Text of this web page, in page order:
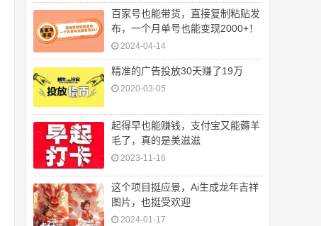
百家号也能带货，直接复制粘贴发
布，一个月单号也能变现2000+！
2024-04-14
精准的广告投放30天赚了19万
2020-03-05
起得早也能赚钱，支付宝又能薅羊
毛了，真的是美滋滋
2023-11-16
这个项目挺应景，Ai生成龙年吉祥
图片，也挺受欢迎
2024-01-17